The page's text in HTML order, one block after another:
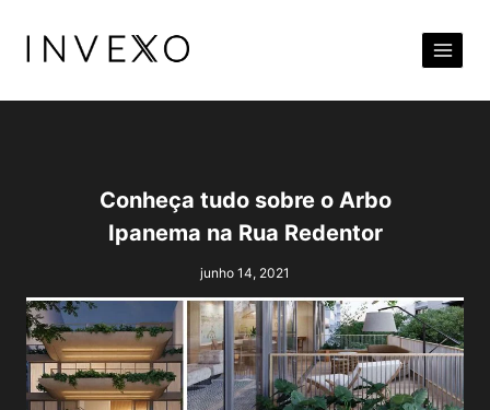
para
Conteúdo
Conheça tudo sobre o Arbo
Ipanema na Rua Redentor
junho 14, 2021